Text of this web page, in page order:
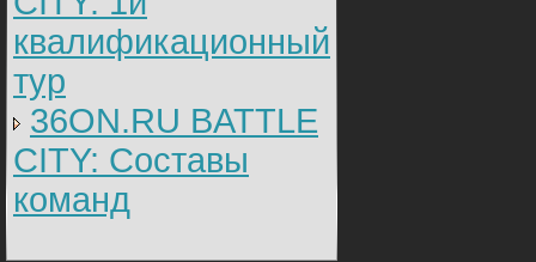
квалификационный
тур
36ON.RU BATTLE
CITY: Составы
команд